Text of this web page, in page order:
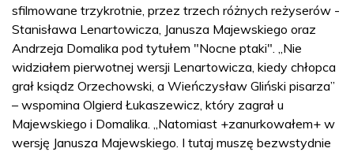
sfilmowane trzykrotnie, przez trzech różnych reżyserów -
Stanisława Lenartowicza, Janusza Majewskiego oraz
Andrzeja Domalika pod tytułem "Nocne ptaki". „Nie
widziałem pierwotnej wersji Lenartowicza, kiedy chłopca
grał ksiądz Orzechowski, a Wieńczysław Gliński pisarza”
– wspomina Olgierd Łukaszewicz, który zagrał u
Majewskiego i Domalika. „Natomiast +zanurkowałem+ w
wersję Janusza Majewskiego. I tutaj muszę bezwstydnie